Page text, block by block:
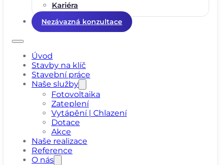
Kariéra
Nezávazná konzultace
Úvod
Stavby na klíč
Stavební práce
Naše služby
Fotovoltaika
Zateplení
Vytápění | Chlazení
Dotace
Akce
Naše realizace
Reference
O nás